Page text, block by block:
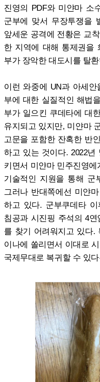
진영의 PDF와 미얀마 소
군부에 맞서 무장투쟁을
앞세운 공격에 전황은 교
한 지역에 대해 통제권을
부가 장악한 대도시를 탈
이런 와중에 UN과 아세
부에 대한 실질적인 해법
부가 일으킨 쿠데타에 대
유지되고 있지만, 미얀마
고문을 포함한 잔혹한 반
하고 있는 것이다. 2022년
키면서 미얀마 민주진영
기술적인 지원을 통해 군
그러나 반대쪽에선 미얀
하고 있다. 군부쿠데타
침공과 시진핑 주석의 4
를 찾기 어려워지고 있다.
이나에 쏠리면서 이대로
국제무대로 복귀할 수 있